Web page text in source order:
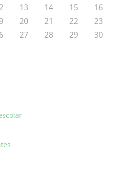
13 14 15
16
20 21 22
23
27 28 29
30